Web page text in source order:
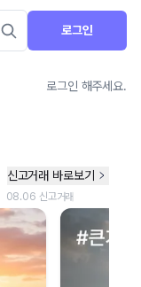
로그인
로그인 해주세요.